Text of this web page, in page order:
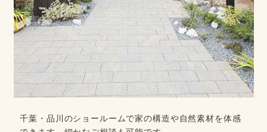
千葉・品川のショールームで家の構造や自然素材を体感